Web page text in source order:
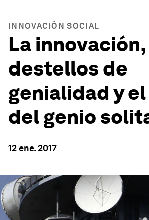
INNOVACIÓN SOCIAL
La
destellos de
genialidad y
del genio
12 ene. 2017